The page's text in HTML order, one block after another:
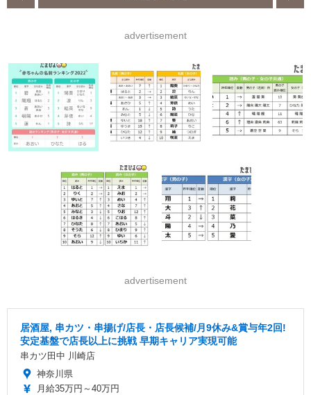
advertisement
advertisement
居酒屋, 串カツ・串揚げ/店長・店長候補/月9休み&賞与年2回!
安定基盤で店長以上に挑戦 早期キャリア実現可能
串カツ田中 川崎店
神奈川県
月給35万円～40万円